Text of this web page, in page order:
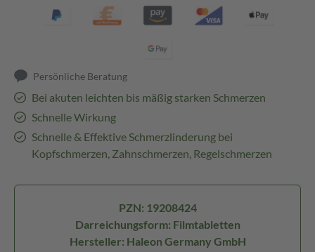
Persönliche Beratung
Bei akuten leichten bis mäßig starken Schmerzen
Schnelle Wirkung
Schnelle & Effektive Schmerzlinderung bei
Kopfschmerzen, Zahnschmerzen, Regelschmerzen
PZN: 19208424
Darreichungsform: Filmtabletten
Hersteller: Haleon Germany GmbH